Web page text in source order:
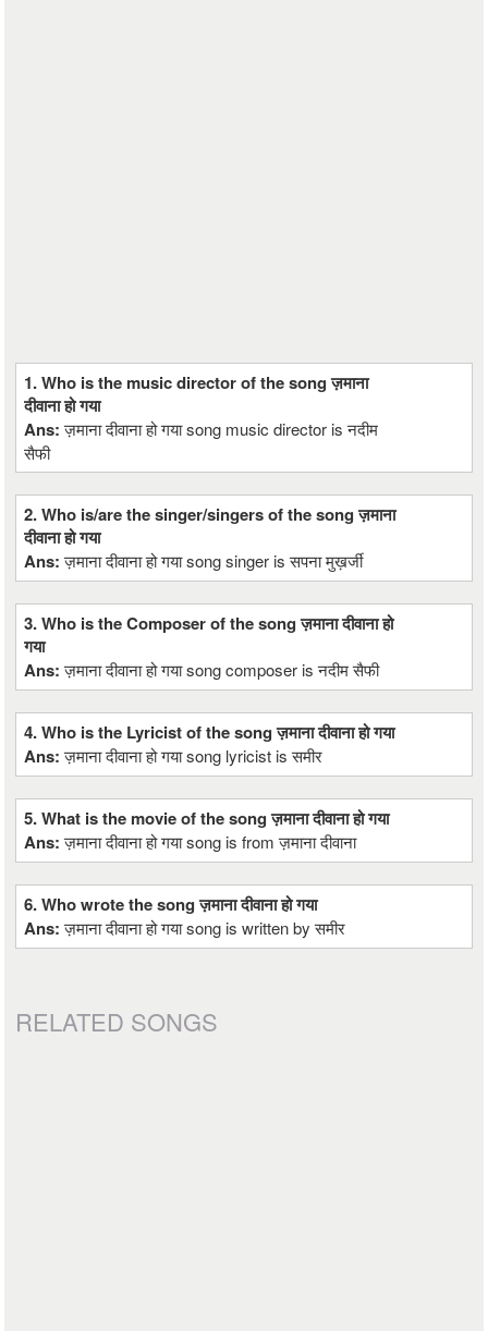
1. Who is the music director of the song ज़माना
दीवाना हो गया
Ans:ज़माना दीवाना हो गया song music director is नदीम
सैफी
2. Who is/are the singer/singers of the song ज़माना
दीवाना हो गया
Ans:ज़माना दीवाना हो गया song singer is सपना मुख़र्जी
3. Who is the Composer of the song ज़माना दीवाना हो
गया
Ans:ज़माना दीवाना हो गया song composer is नदीम सैफी
4. Who is the Lyricist of the song ज़माना दीवाना हो गया
Ans:ज़माना दीवाना हो गया song lyricist is समीर
5. What is the movie of the song ज़माना दीवाना हो गया
Ans:ज़माना दीवाना हो गया song is from ज़माना दीवाना
6. Who wrote the song ज़माना दीवाना हो गया
Ans:ज़माना दीवाना हो गया song is written by समीर
RELATED SONGS